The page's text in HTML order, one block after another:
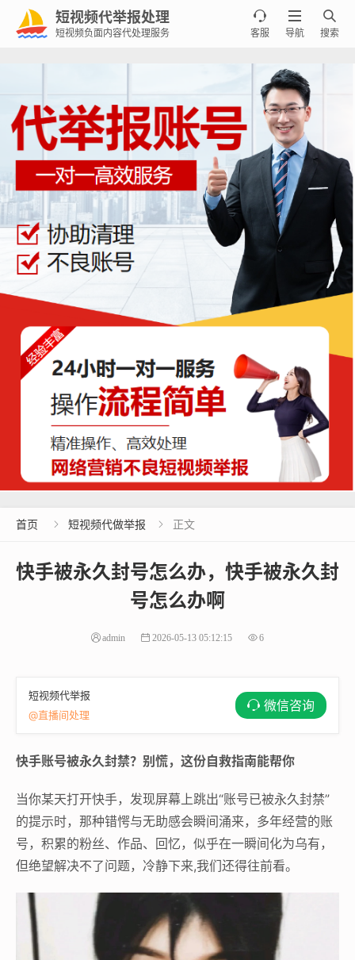
短视频代举报处理
短视频负面内容代处理服务

搜索

导航

客服
首页  短视频代做举报  正文
快手被永久封号怎么办，快手被永久封
号怎么办啊
admin 2026-05-13 05:12:15 6
短视频代举报
@直播间处理
微信咨询
快手账号被永久封禁？别慌，这份自救指南能帮你
当你某天打开快手，发现屏幕上跳出“账号已被永久封禁”
的提示时，那种错愕与无助感会瞬间涌来，多年经营的账
号，积累的粉丝、作品、回忆，似乎在一瞬间化为乌有，
但绝望解决不了问题，冷静下来,我们还得往前看。